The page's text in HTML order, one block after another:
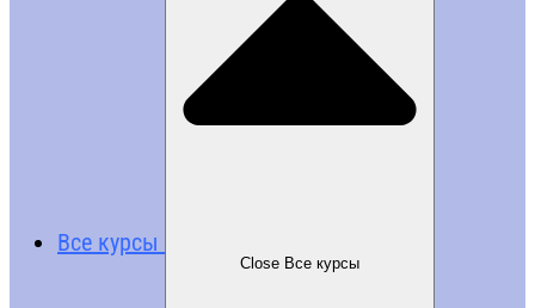
Все курсы
Close Все курсы